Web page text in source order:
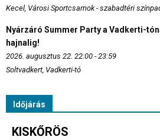
Kecel, Városi Sportcsarnok - szabadtéri
Nyárzáró Summer Party a Vadkerti-
hajnalig!
2026. augusztus 22. 22:00 - 23:59
Soltvadkert, Vadkerti-tó
Időjárás
KISKŐRÖS